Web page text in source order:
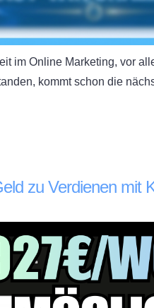
im Online Marketing, vor
kommt schon die
zu Verdienen mit